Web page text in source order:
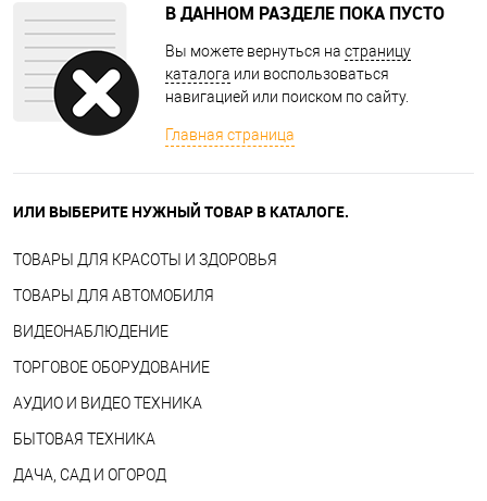
В ДАННОМ РАЗДЕЛЕ ПОКА ПУСТО
Вы можете вернуться на страницу
каталога или воспользоваться
навигацией или поиском по сайту.
Главная страница
ИЛИ ВЫБЕРИТЕ НУЖНЫЙ ТОВАР В КАТАЛОГЕ.
ТОВАРЫ ДЛЯ КРАСОТЫ И ЗДОРОВЬЯ
ТОВАРЫ ДЛЯ АВТОМОБИЛЯ
ВИДЕОНАБЛЮДЕНИЕ
ТОРГОВОЕ ОБОРУДОВАНИЕ
АУДИО И ВИДЕО ТЕХНИКА
БЫТОВАЯ ТЕХНИКА
ДАЧА, САД И ОГОРОД